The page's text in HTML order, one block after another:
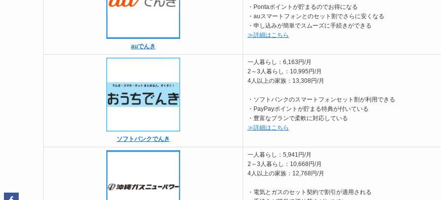
auでんき
・Pontaポイントが貯まるのでお得になる
・auスマートフォンとのセット割でさらに安くなる
・申し込みが簡単でスムーズに手続きができる
≫詳細はこちら
ソフトバンクでんき
一人暮らし：6,163円/月
2～3人暮らし：10,995円/月
4人以上の家族：13,308円/月
・ソフトバンクのスマートフォンセット割が利用できる
・PayPayポイントが貯まる特典が付いている
・豊富なプランで柔軟に対応している
≫詳細はこちら
一人暮らし：5,941円/月
2～3人暮らし：10,668円/月
4人以上の家族：12,768円/月
・電気とガスのセット契約で割引が適用される